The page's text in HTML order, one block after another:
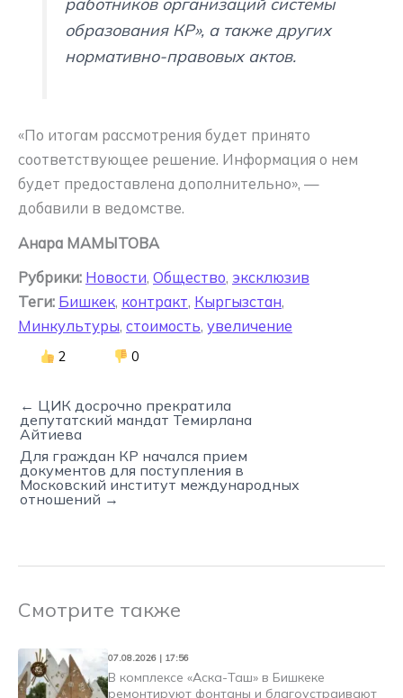
работников организаций системы
образования КР», а также других
нормативно-правовых актов.
«По итогам рассмотрения будет принято
соответствующее решение. Информация о нем
будет предоставлена дополнительно», —
добавили в ведомстве.
Анара МАМЫТОВА
Рубрики: Новости, Общество, эксклюзив
Теги: Бишкек, контракт, Кыргызстан,
Минкультуры, стоимость, увеличение
2 0
← ЦИК досрочно прекратила
депутатский мандат Темирлана
Айтиева
Для граждан КР начался прием
документов для поступления в
Московский институт международных
отношений →
Смотрите также
07.08.2026 | 17:56
В комплексе «Аска-Таш» в Бишкеке
ремонтируют фонтаны и благоустраивают